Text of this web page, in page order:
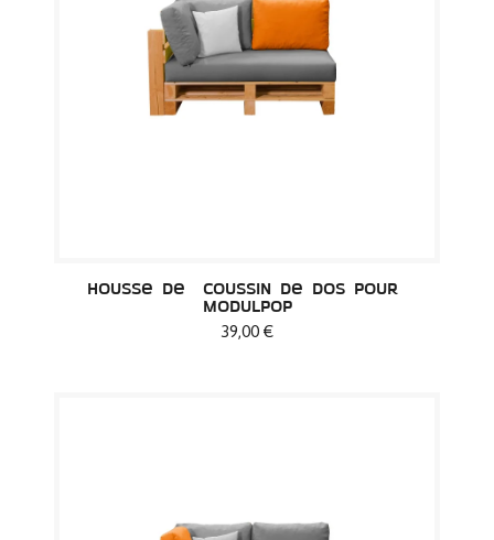
Housse de  Coussin de dos pour
Modulpop
39,00 €